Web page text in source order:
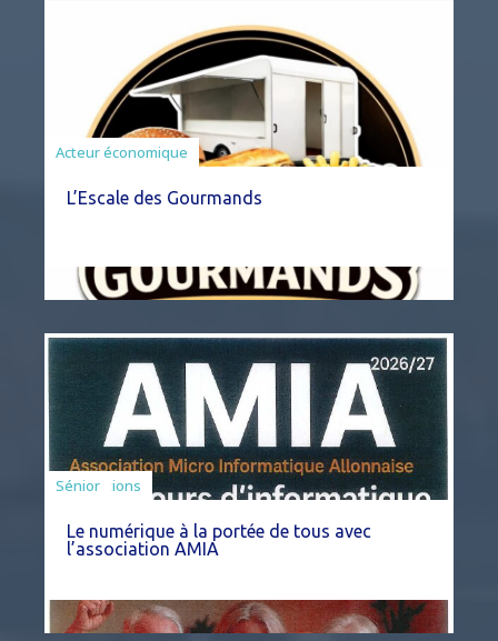
Acteur économique
L’Escale des Gourmands
Associations
Sénior
Le numérique à la portée de tous avec
l’association AMIA